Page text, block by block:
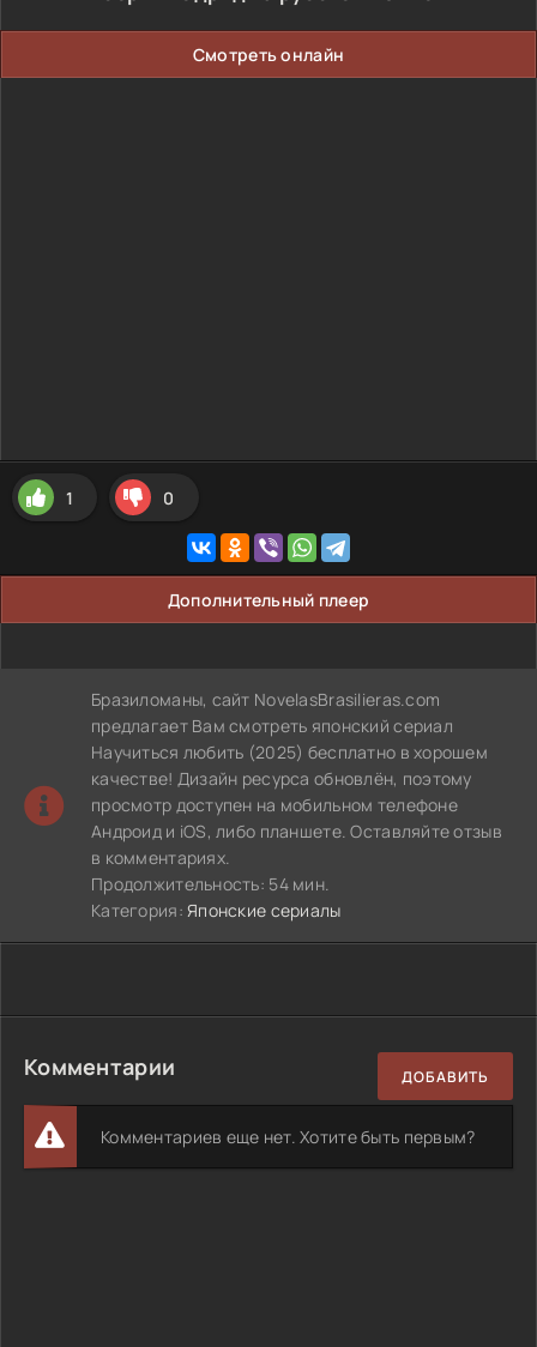
Смотреть онлайн
1 0
Дополнительный плеер
Бразиломаны, сайт NovelasBrasilieras.com
предлагает Вам смотреть японский сериал
Научиться любить (2025) бесплатно в хорошем
качестве! Дизайн ресурса обновлён, поэтому
просмотр доступен на мобильном телефоне
Андроид и iOS, либо планшете. Оставляйте отзыв
в комментариях.
Продолжительность: 54 мин.
Категория:Японские сериалы
Комментарии ДОБАВИТЬ
Комментариев еще нет. Хотите быть первым?